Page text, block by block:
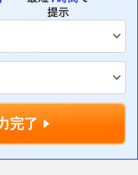
完了